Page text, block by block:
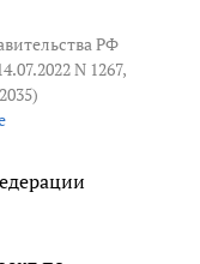
РФ
N 1267,
)